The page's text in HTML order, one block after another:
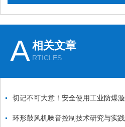
A相关文章
RTICLES
环形鼓风机噪音控制技术研究与实践